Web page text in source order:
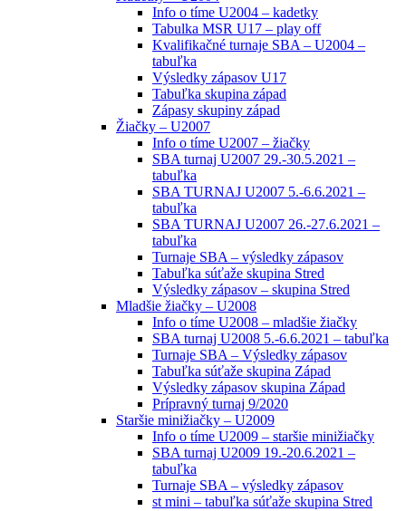
Info o tíme U2004 – kadetky
Tabulka MSR U17 – play off
Kvalifikačné turnaje SBA – U2004 –
tabuľka
Výsledky zápasov U17
Tabuľka skupina západ
Zápasy skupiny západ
Žiačky – U2007
Info o tíme U2007 – žiačky
SBA turnaj U2007 29.-30.5.2021 –
tabuľka
SBA TURNAJ U2007 5.-6.6.2021 –
tabuľka
SBA TURNAJ U2007 26.-27.6.2021 –
tabuľka
Turnaje SBA – výsledky zápasov
Tabuľka súťaže skupina Stred
Výsledky zápasov – skupina Stred
Mladšie žiačky – U2008
Info o tíme U2008 – mladšie žiačky
SBA turnaj U2008 5.-6.6.2021 – tabuľka
Turnaje SBA – Výsledky zápasov
Tabuľka súťaže skupina Západ
Výsledky zápasov skupina Západ
Prípravný turnaj 9/2020
Staršie minižiačky – U2009
Info o tíme U2009 – staršie minižiačky
SBA turnaj U2009 19.-20.6.2021 –
tabuľka
Turnaje SBA – výsledky zápasov
st mini – tabuľka súťaže skupina Stred